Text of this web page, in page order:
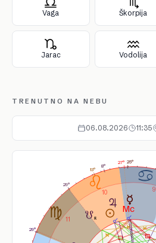
Vaga Škorpija
Jarac Vodolija
TRENUTNO NA NEBU
06.08.2026 11:35
9
10
11
13°
25°
29°
8°
27°
29°